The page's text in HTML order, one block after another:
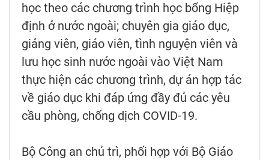
học theo các chương trình học bổng Hiệp
định ở nước ngoài; chuyên gia giáo dục,
giảng viên, giáo viên, tình nguyện viên và
lưu học sinh nước ngoài vào Việt Nam
thực hiện các chương trình, dự án hợp tác
về giáo dục khi đáp ứng đầy đủ các yêu
cầu phòng, chống dịch COVID-19.
Bộ Công an chủ trì, phối hợp với Bộ Giáo